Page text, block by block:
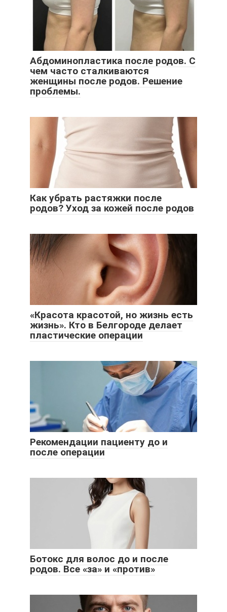
Абдоминопластика после родов. С
чем часто сталкиваются
женщины после родов. Решение
проблемы.
Как убрать растяжки после
родов? Уход за кожей после родов
«Красота красотой, но жизнь есть
жизнь». Кто в Белгороде делает
пластические операции
Рекомендации пациенту до и
после операции
Ботокс для волос до и после
родов. Все «за» и «против»